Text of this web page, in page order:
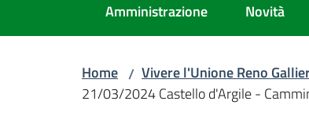
Amministrazione Novità
Home / Vivere l'Unione Reno
21/03/2024 Castello d'Argile -